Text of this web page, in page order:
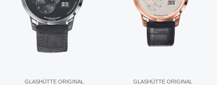
GLASHÜTTE ORIGINAL GLASHÜTTE ORIGINAL